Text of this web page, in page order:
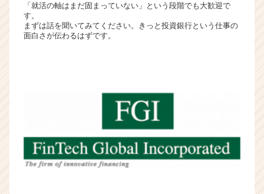
キ
ャ
リ
a
r
e
「就活の軸はまだ固まっていない」という段階でも大歓迎で
す。
まずは話を聞いてみてください。きっと投資銀行という仕事の
面白さが伝わるはずです。